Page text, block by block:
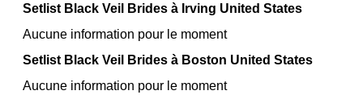
Setlist Black Veil Brides à Irving United States
Aucune information pour le moment
Setlist Black Veil Brides à Boston United States
Aucune information pour le moment